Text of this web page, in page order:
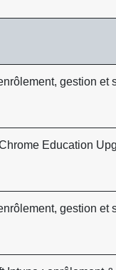
gestion et
Education
gestion et